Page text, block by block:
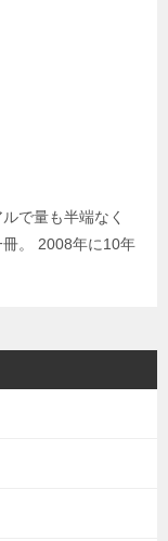
で量も半端なく
。 2008年に10年